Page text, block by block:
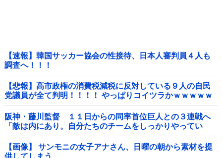
【速報】韓国サッカー協会の性接待、日本人審判員４人も
調査へ！！！
【悲報】高市政権の消費税減税に反対している９人の自民
党議員が全て判明！！！！ やっぱりコイツラかｗｗｗｗｗ
阪神・藤川監督 １１日からの同率首位巨人との３連戦へ
「敵は内にあり。自分たちのチームをしっかりやってい
く」他
【画像】 サンモニの女子アナさん、日曜の朝から素材を提
供してしまう